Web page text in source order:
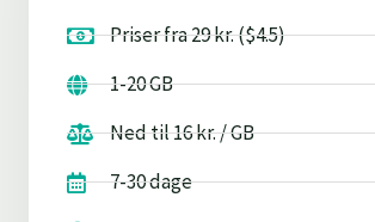
Priser fra 29 kr. ($4.5)
1-20 GB
Ned til 16 kr. / GB
7-30 dage